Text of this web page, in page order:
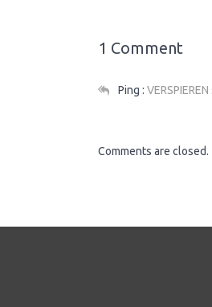
1 Comment
Ping :
Comments are closed.